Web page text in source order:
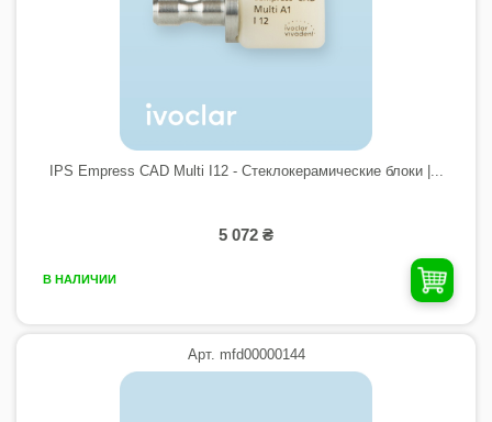
IPS Empress CAD Multi I12 - Стеклокерамические блоки |...
5 072 ₴
В НАЛИЧИИ
Арт. mfd00000144